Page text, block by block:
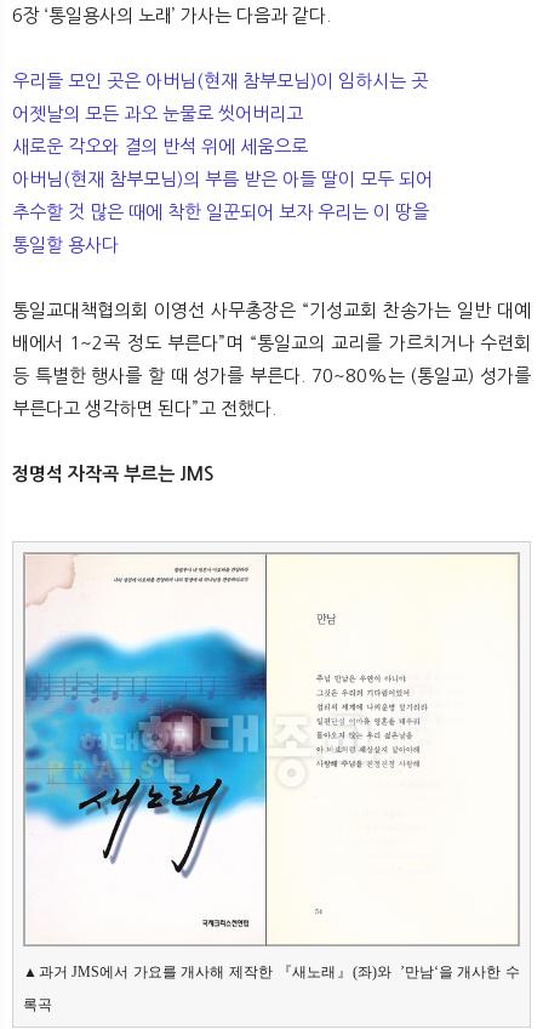
6장 ‘통일용사의 노래’ 가사는 다음과 같다.
우리들 모인 곳은 아버님(현재 참부모님)이 임하시는 곳
어젯날의 모든 과오 눈물로 씻어버리고
새로운 각오와 결의 반석 위에 세움으로
아버님(현재 참부모님)의 부름 받은 아들 딸이 모두 되어
추수할 것 많은 때에 착한 일꾼되어 보자 우리는 이 땅을
통일할 용사다
통일교대책협의회 이영선 사무총장은 “기성교회 찬송가는 일반 대예
배에서 1~2곡 정도 부른다”며 “통일교의 교리를 가르치거나 수련회
등 특별한 행사를 할 때 성가를 부른다. 70~80%는 (통일교) 성가를
부른다고 생각하면 된다”고 전했다.
정명석 자작곡 부르는 JMS
▲과거 JMS에서 가요를 개사해 제작한 『새노래』(좌)와  ’만남‘을 개사한 수
록곡